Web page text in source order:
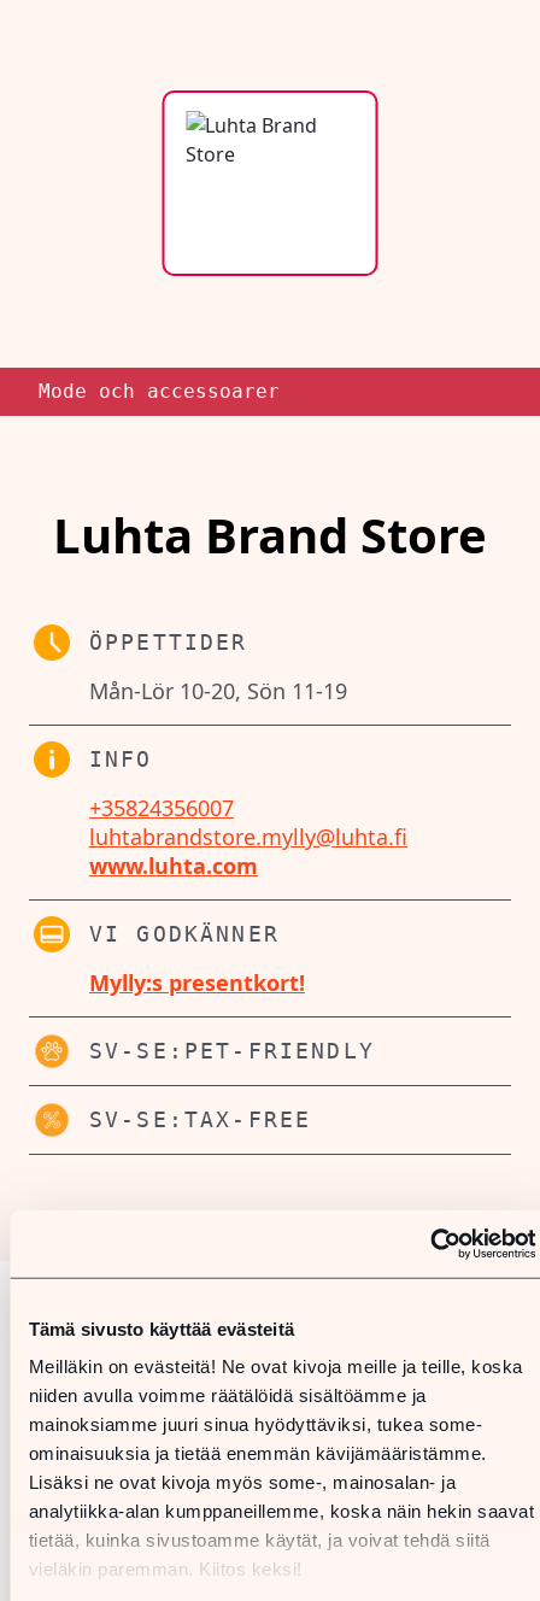
Tämä sivusto käyttää evästeitä
Meilläkin on evästeitä! Ne ovat kivoja meille ja teille, koska
niiden avulla voimme räätälöidä sisältöämme ja
mainoksiamme juuri sinua hyödyttäviksi, tukea some-
ominaisuuksia ja tietää enemmän kävijämääristämme.
Lisäksi ne ovat kivoja myös some-, mainosalan- ja
analytiikka-alan kumppaneillemme, koska näin hekin saavat
tietää, kuinka sivustoamme käytät, ja voivat tehdä siitä
vieläkin paremman. Kiitos keksi!
Mode och accessoarer
Luhta Brand Store
ÖPPETTIDER
Mån-Lör 10-20, Sön 11-19
INFO
+35824356007
luhtabrandstore.mylly@luhta.fi
www.luhta.com
VI GODKÄNNER
Mylly:s presentkort!
SV-SE:PET-FRIENDLY
SV-SE:TAX-FREE
Karta